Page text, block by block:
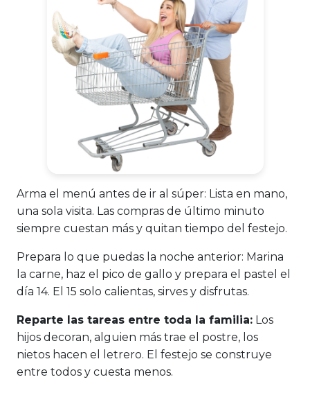
Arma el menú antes de ir al súper: Lista en mano,
una sola visita. Las compras de último minuto
siempre cuestan más y quitan tiempo del festejo.
Prepara lo que puedas la noche anterior: Marina
la carne, haz el pico de gallo y prepara el pastel el
día 14. El 15 solo calientas, sirves y disfrutas.
Reparte las tareas entre toda la familia: Los
hijos decoran, alguien más trae el postre, los
nietos hacen el letrero. El festejo se construye
entre todos y cuesta menos.